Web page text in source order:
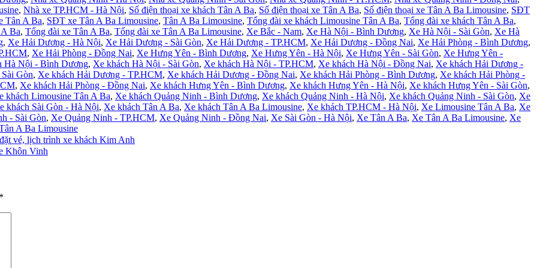
, Nhà xe TP.HCM - Hà Nội, Số điện thoại xe khách Tân A Ba, Số điện thoại xe Tân A Ba, Số điện thoại xe Tân A Ba Limousine, SĐT
Tân A Ba, SĐT xe Tân A Ba Limousine, Tân A Ba Limousine, Tổng đài xe khách Limousine Tân A Ba, Tổng đài xe khách Tân A Ba,
Ba, Tổng đài xe Tân A Ba, Tổng đài xe Tân A Ba Limousine, Xe Bắc - Nam, Xe Hà Nội - Bình Dương, Xe Hà Nội - Sài Gòn, Xe Hà
, Xe Hải Dương - Hà Nội, Xe Hải Dương - Sài Gòn, Xe Hải Dương - TP.HCM, Xe Hải Dương - Đồng Nai, Xe Hải Phòng - Bình Dương,
, Xe Hải Phòng - Đồng Nai, Xe Hưng Yên - Bình Dương, Xe Hưng Yên - Hà Nội, Xe Hưng Yên - Sài Gòn, Xe Hưng Yên -
Hà Nội - Bình Dương, Xe khách Hà Nội - Sài Gòn, Xe khách Hà Nội - TP.HCM, Xe khách Hà Nội - Đồng Nai, Xe khách Hải Dương -
Gòn, Xe khách Hải Dương - TP.HCM, Xe khách Hải Dương - Đồng Nai, Xe khách Hải Phòng - Bình Dương, Xe khách Hải Phòng -
, Xe khách Hải Phòng - Đồng Nai, Xe khách Hưng Yên - Bình Dương, Xe khách Hưng Yên - Hà Nội, Xe khách Hưng Yên - Sài Gòn,
khách Limousine Tân A Ba, Xe khách Quảng Ninh - Bình Dương, Xe khách Quảng Ninh - Hà Nội, Xe khách Quảng Ninh - Sài Gòn, Xe
khách Sài Gòn - Hà Nội, Xe khách Tân A Ba, Xe khách Tân A Ba Limousine, Xe khách TP.HCM - Hà Nội, Xe Limousine Tân A Ba, Xe
- Sài Gòn, Xe Quảng Ninh - TP.HCM, Xe Quảng Ninh - Đồng Nai, Xe Sài Gòn - Hà Nội, Xe Tân A Ba, Xe Tân A Ba Limousine, Xe
A Ba Limousine
vé, lịch trình xe khách Kim Anh
Khôn Vinh
*